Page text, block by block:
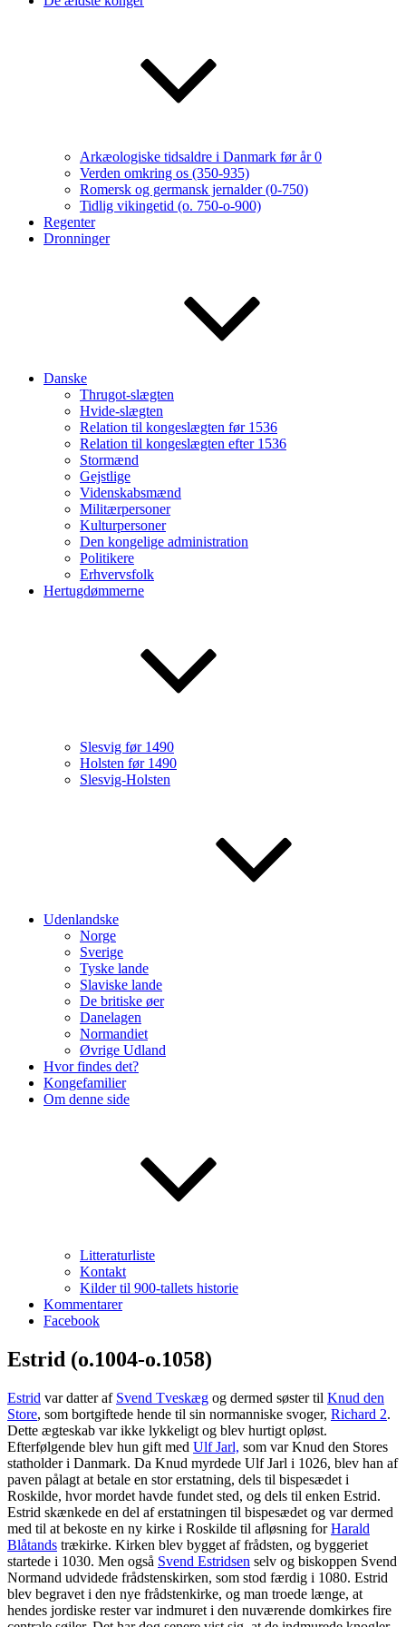
Arkæologiske tidsaldre i Danmark før år 0
Verden omkring os (350-935)
Romersk og germansk jernalder (0-750)
Tidlig vikingetid (o. 750-o-900)
Regenter
Dronninger
Danske
Thrugot-slægten
Hvide-slægten
Relation til kongeslægten før 1536
Relation til kongeslægten efter 1536
Stormænd
Gejstlige
Videnskabsmænd
Militærpersoner
Kulturpersoner
Den kongelige administration
Politikere
Erhvervsfolk
Hertugdømmerne
Slesvig før 1490
Holsten før 1490
Slesvig-Holsten
Udenlandske
Norge
Sverige
Tyske lande
Slaviske lande
De britiske øer
Danelagen
Normandiet
Øvrige Udland
Hvor findes det?
Kongefamilier
Om denne side
Litteraturliste
Kontakt
Kilder til 900-tallets historie
Kommentarer
Facebook
Estrid (o.1004-o.1058)
Estrid var datter af Svend Tveskæg og dermed søster til Knud den
Store, som bortgiftede hende til sin normanniske svoger, Richard 2.
Dette ægteskab var ikke lykkeligt og blev hurtigt opløst.
Efterfølgende blev hun gift med Ulf Jarl, som var Knud den Stores
statholder i Danmark. Da Knud myrdede Ulf Jarl i 1026, blev han af
paven pålagt at betale en stor erstatning, dels til bispesædet i
Roskilde, hvor mordet havde fundet sted, og dels til enken Estrid.
Estrid skænkede en del af erstatningen til bispesædet og var dermed
med til at bekoste en ny kirke i Roskilde til afløsning forHarald
Blåtands trækirke. Kirken blev bygget af frådsten, og byggeriet
startede i 1030. Men også Svend Estridsen selv og biskoppen Svend
Normand udvidede frådstenskirken, som stod færdig i 1080. Estrid
blev begravet i den nye frådstenkirke, og man troede længe, at
hendes jordiske rester var indmuret i den nuværende domkirkes fire